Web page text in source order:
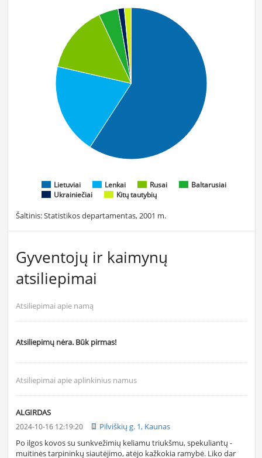
Lietuviai Lenkai Rusai
Baltarusiai
Ukrainiečiai
Kitų tautybių
Šaltinis: Statistikos departamentas, 2001 m.
Gyventojų ir kaimynų
atsiliepimai
Atsiliepimai apie namą
Atsiliepimų nėra. Būk pirmas!
Atsiliepimai apie aplinkinius namus
ALGIRDAS
2024-10-16 12:19:20
Pilviškių g. 1, Kaunas
Po ilgos kovos su sunkvežimių keliamu triukšmu, spekuliantų -
muitinės tarpininkų siautėjimo, atėjo kažkokia ramybė. Liko dar